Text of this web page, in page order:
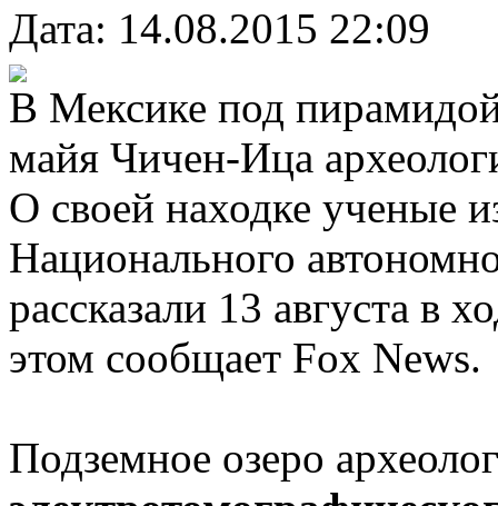
Дата: 14.08.2015 22:09
В Мексике под
майя Чичен-Ица
О своей находке ученые
Национального
рассказали 13 августа в
этом сообщает Fox News.
Подземное озеро